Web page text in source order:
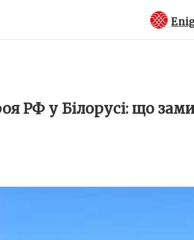
РФ у Білорусі: що